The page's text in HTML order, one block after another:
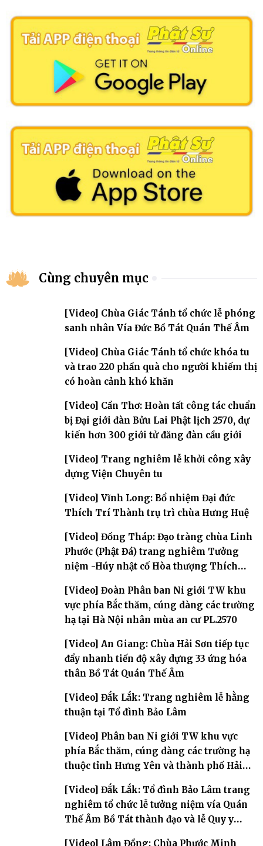
Cùng chuyên mục
[Video] Chùa Giác Tánh tổ chức lễ phóng
sanh nhân Vía Đức Bồ Tát Quán Thế Âm
[Video] Chùa Giác Tánh tổ chức khóa tu
và trao 220 phần quà cho người khiếm thị
có hoàn cảnh khó khăn
[Video] Cần Thơ: Hoàn tất công tác chuẩn
bị Đại giới đàn Bửu Lai Phật lịch 2570, dự
kiến hơn 300 giới tử đăng đàn cầu giới
[Video] Trang nghiêm lễ khởi công xây
dựng Viện Chuyên tu
[Video] Vĩnh Long: Bổ nhiệm Đại đức
Thích Trí Thành trụ trì chùa Hưng Huệ
[Video] Đồng Tháp: Đạo tràng chùa Linh
Phước (Phật Đá) trang nghiêm Tưởng
niệm -Húy nhật cố Hòa thượng Thích
[Video] Đoàn Phân ban Ni giới TW khu
vực phía Bắc thăm, cúng dàng các trường
hạ tại Hà Nội nhân mùa an cư PL.2570
[Video] An Giang: Chùa Hải Sơn tiếp tục
đẩy nhanh tiến độ xây dựng 33 ứng hóa
thân Bồ Tát Quán Thế Âm
[Video] Đắk Lắk: Trang nghiêm lễ hằng
thuận tại Tổ đình Bảo Lâm
[Video] Phân ban Ni giới TW khu vực
phía Bắc thăm, cúng dàng các trường hạ
thuộc tỉnh Hưng Yên và thành phố Hải
[Video] Đắk Lắk: Tổ đình Bảo Lâm trang
nghiêm tổ chức lễ tưởng niệm vía Quán
Thế Âm Bồ Tát thành đạo và lễ Quy y
[Video] Lâm Đồng: Chùa Phước Minh